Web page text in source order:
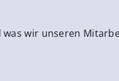
wir unseren